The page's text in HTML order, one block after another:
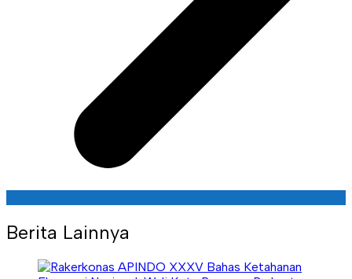
Berita Lainnya